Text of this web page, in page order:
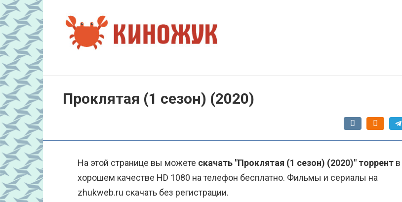
Перейти
к
контенту
Проклятая (1 сезон) (2020)
На этой странице вы можете скачать "Проклятая (1 сезон) (2020)" торрент в
хорошем качестве HD 1080 на телефон бесплатно. Фильмы и сериалы на
zhukweb.ru скачать без регистрации.